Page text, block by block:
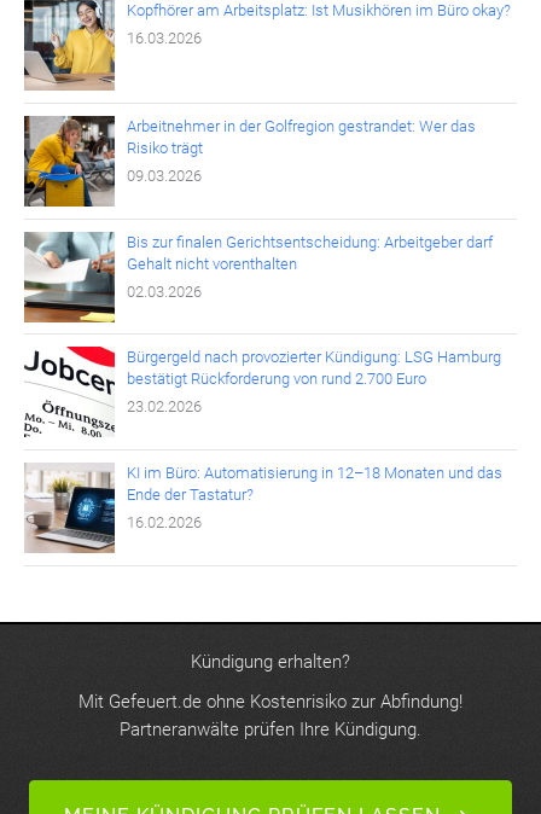
Kopfhörer am Arbeitsplatz: Ist Musikhören im Büro okay?
16.03.2026
Arbeitnehmer in der Golfregion gestrandet: Wer das
Risiko trägt
09.03.2026
Bis zur finalen Gerichtsentscheidung: Arbeitgeber darf
Gehalt nicht vorenthalten
02.03.2026
Bürgergeld nach provozierter Kündigung: LSG Hamburg
bestätigt Rückforderung von rund 2.700 Euro
23.02.2026
KI im Büro: Automatisierung in 12–18 Monaten und das
Ende der Tastatur?
16.02.2026
Kündigung erhalten?
Mit Gefeuert.de ohne Kostenrisiko zur Abfindung!
Partneranwälte prüfen Ihre Kündigung.